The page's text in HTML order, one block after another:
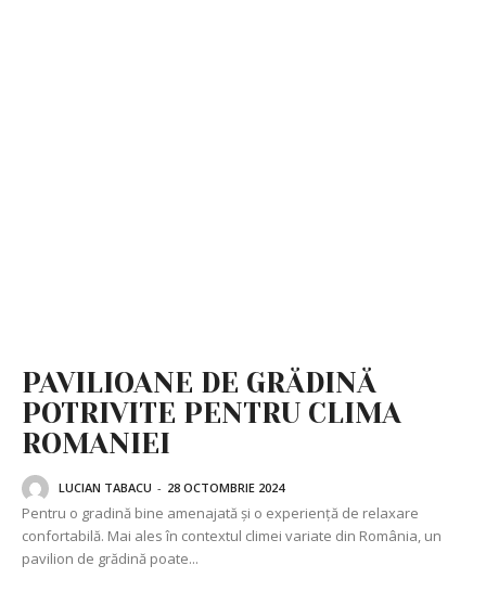
PAVILIOANE DE GRĂDINĂ
POTRIVITE PENTRU CLIMA
ROMANIEI
LUCIAN TABACU - 28 OCTOMBRIE 2024
Pentru o gradină bine amenajată și o experiență de relaxare
confortabilă. Mai ales în contextul climei variate din România, un
pavilion de grădină poate...